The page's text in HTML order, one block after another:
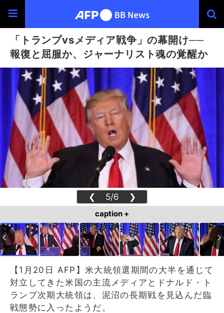
「トランプvsメディア戦争」の幕開け──
報復と屈服か、ジャーナリスト魂の覚醒か
❮ 5/6 ❯
caption +
【1月20日 AFP】米大統領選期間の大半を通じて
対立してきた米国の主流メディアとドナルド・ト
ランプ次期大統領は、泥沼の長期戦を見込んだ臨
戦態勢に入ったようだ。